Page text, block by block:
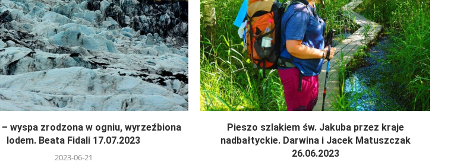
– wyspa zrodzona w ogniu, wyrzeźbiona
lodem. Beata Fidali 17.07.2023
2023-06-21
Pieszo szlakiem św. Jakuba przez kraje
nadbałtyckie. Darwina i Jacek Matuszczak
26.06.2023